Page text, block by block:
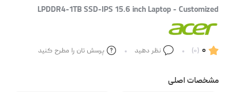
LPDDR4-1TB SSD-IPS 15.6 inch Laptop - Customized
۰ (۰) نظر دهید پرسش تان را مطرح کنید
مشخصات اصلی